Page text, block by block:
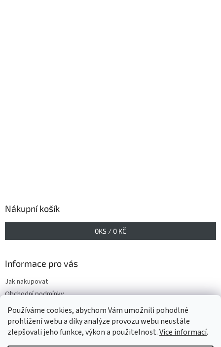
Používáme cookies, abychom Vám umožnili pohodlné
prohlížení webu a díky analýze provozu webu neustále
zlepšovali jeho funkce, výkon a použitelnost.Více informací.
Nákupní košík
0KS / 0 KČ
Informace pro vás
Jak nakupovat
Obchodní podmínky
Podmínky ochrany osobních údajů